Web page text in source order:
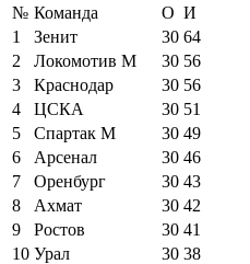
№ Команда О И
1
Зенит 30 64
2
Локомотив М 30 56
3
Краснодар 30 56
4
ЦСКА 30 51
5
Спартак М 30 49
6
Арсенал 30 46
7
Оренбург 30 43
8
Ахмат 30 42
9
Ростов 30 41
10 Урал 30 38